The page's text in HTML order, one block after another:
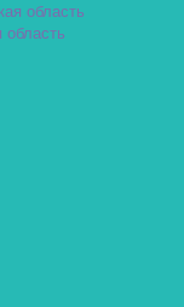
область
область